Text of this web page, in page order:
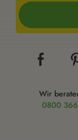
Wir
0800